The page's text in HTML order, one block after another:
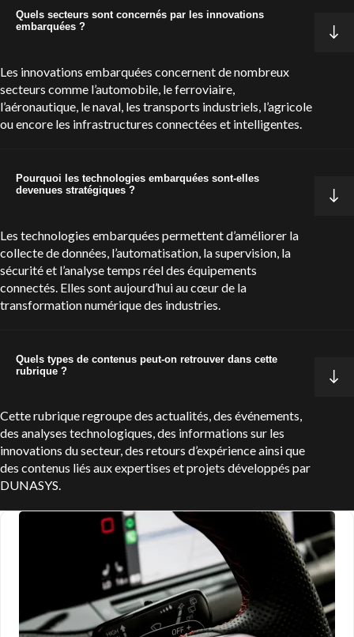
Quels secteurs sont concernés par les innovations
embarquées ?
Les innovations embarquées concernent de nombreux
secteurs comme l’automobile, le ferroviaire,
l’aéronautique, le naval, les transports industriels, l’agricole
ou encore les infrastructures connectées et intelligentes.
Pourquoi les technologies embarquées sont-elles
devenues stratégiques ?
Les technologies embarquées permettent d’améliorer la
collecte de données, l’automatisation, la supervision, la
sécurité et l’analyse temps réel des équipements
connectés. Elles sont aujourd’hui au cœur de la
transformation numérique des industries.
Quels types de contenus peut-on retrouver dans cette
rubrique ?
Cette rubrique regroupe des actualités, des événements,
des analyses technologiques, des informations sur les
innovations du secteur, des retours d’expérience ainsi que
des contenus liés aux expertises et projets développés par
DUNASYS.